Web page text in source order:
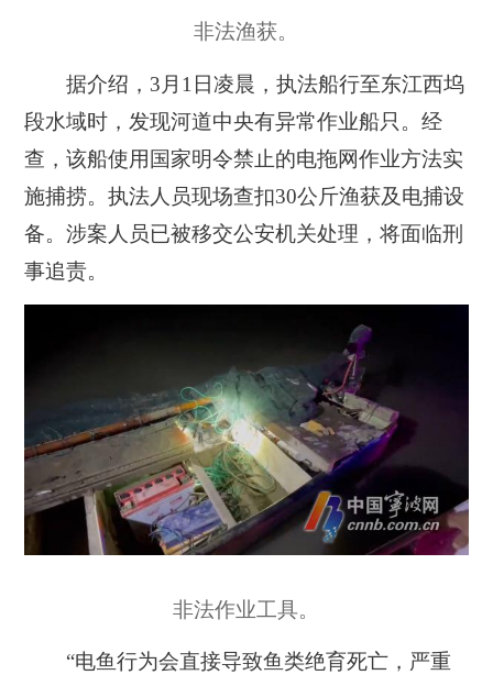
非法渔获。
据介绍，3月1日凌晨，执法船行至东江西坞
段水域时，发现河道中央有异常作业船只。经
查，该船使用国家明令禁止的电拖网作业方法实
施捕捞。执法人员现场查扣30公斤渔获及电捕设
备。涉案人员已被移交公安机关处理，将面临刑
事追责。
非法作业工具。
“电鱼行为会直接导致鱼类绝育死亡，严重